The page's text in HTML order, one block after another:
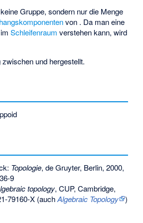
Gruppe, sondern nur die Menge
von . Da man eine
imSchleifenraum verstehen kann, wird
zwischen und hergestellt.
Topologie, de Gruyter, Berlin, 2000,
9
topology, CUP, Cambridge,
79160-X(auchAlgebraic Topology )